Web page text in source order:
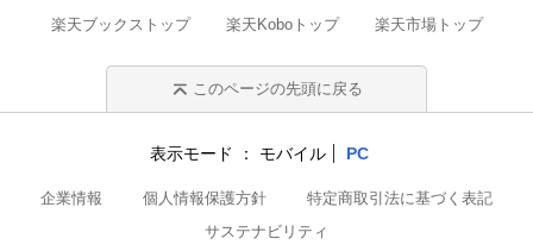
楽天ブックストップ 楽天Koboトップ 楽天市場トップ
このページの先頭に戻る
表示モード モバイル PC
企業情報 個人情報保護方針
特定商取引法に基づく表記
サステナビリティ